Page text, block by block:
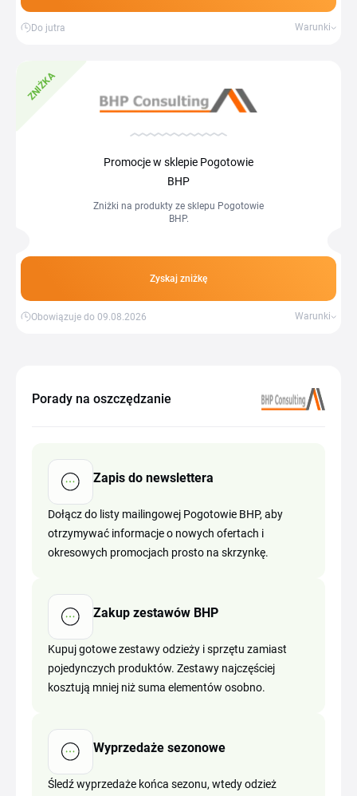
Do jutra Warunki
ZNIŻKA
Promocje w sklepie Pogotowie
BHP
Zniżki na produkty ze sklepu Pogotowie
BHP.
Zyskaj zniżkę
Obowiązuje do 09.08.2026 Warunki
Porady na oszczędzanie
Zapis do newslettera
Dołącz do listy mailingowej Pogotowie BHP, aby
otrzymywać informacje o nowych ofertach i
okresowych promocjach prosto na skrzynkę.
Zakup zestawów BHP
Kupuj gotowe zestawy odzieży i sprzętu zamiast
pojedynczych produktów. Zestawy najczęściej
kosztują mniej niż suma elementów osobno.
Wyprzedaże sezonowe
Śledź wyprzedaże końca sezonu, wtedy odzież